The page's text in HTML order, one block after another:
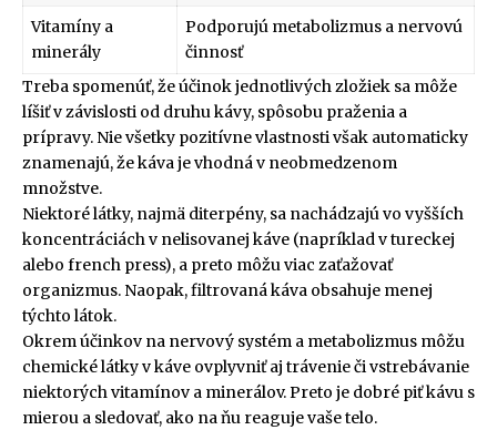
Vitamíny a
minerály
Podporujú metabolizmus a nervovú
činnosť
Treba spomenúť, že účinok jednotlivých zložiek sa môže
líšiť v závislosti od druhu kávy, spôsobu praženia a
prípravy. Nie všetky pozitívne vlastnosti však automaticky
znamenajú, že káva je vhodná v neobmedzenom
množstve.
Niektoré látky, najmä diterpény, sa nachádzajú vo vyšších
koncentráciách v nelisovanej káve (napríklad v tureckej
alebo french press), a preto môžu viac zaťažovať
organizmus. Naopak, filtrovaná káva obsahuje menej
týchto látok.
Okrem účinkov na nervový systém a metabolizmus môžu
chemické látky v káve ovplyvniť aj trávenie či vstrebávanie
niektorých vitamínov a minerálov. Preto je dobré piť kávu s
mierou a sledovať, ako na ňu reaguje vaše telo.